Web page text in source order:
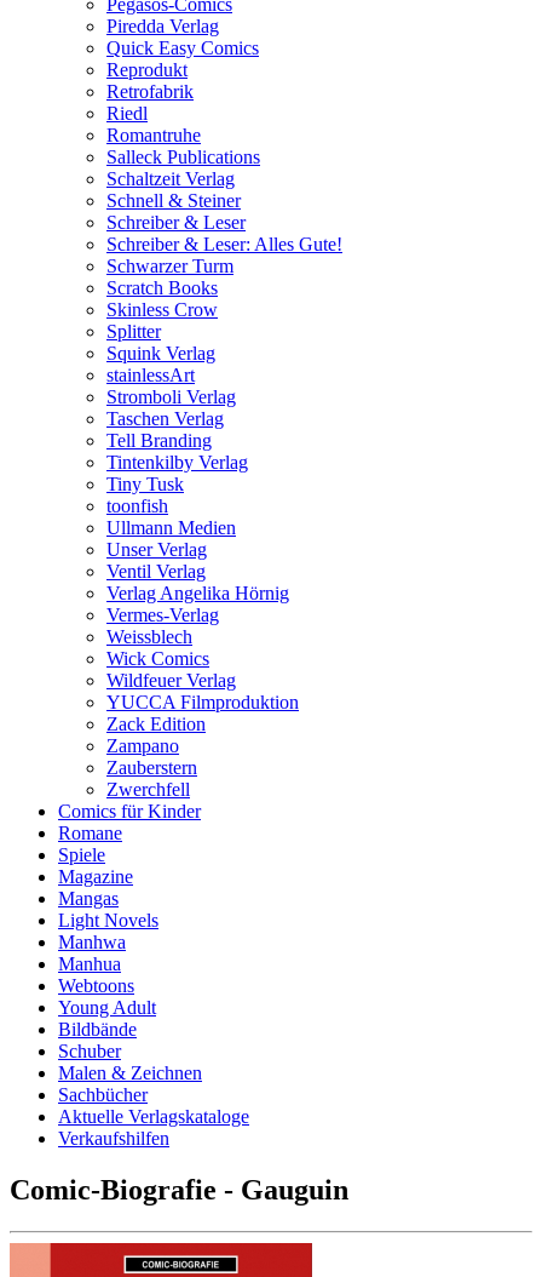
Pegasos-Comics
Piredda Verlag
Quick Easy Comics
Reprodukt
Retrofabrik
Riedl
Romantruhe
Salleck Publications
Schaltzeit Verlag
Schnell & Steiner
Schreiber & Leser
Schreiber & Leser: Alles Gute!
Schwarzer Turm
Scratch Books
Skinless Crow
Splitter
Squink Verlag
stainlessArt
Stromboli Verlag
Taschen Verlag
Tell Branding
Tintenkilby Verlag
Tiny Tusk
toonfish
Ullmann Medien
Unser Verlag
Ventil Verlag
Verlag Angelika Hörnig
Vermes-Verlag
Weissblech
Wick Comics
Wildfeuer Verlag
YUCCA Filmproduktion
Zack Edition
Zampano
Zauberstern
Zwerchfell
Comics für Kinder
Romane
Spiele
Magazine
Mangas
Light Novels
Manhwa
Manhua
Webtoons
Young Adult
Bildbände
Schuber
Malen & Zeichnen
Sachbücher
Aktuelle Verlagskataloge
Verkaufshilfen
Comic-Biografie - Gauguin